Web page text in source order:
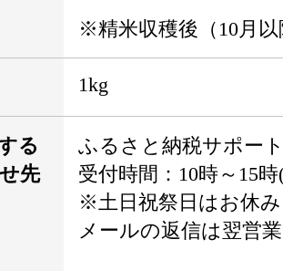
※精米収穫後（10月以
1kg
る
先
ふるさと納税サポー
受付時間：10時～15
※土日祝祭日はお休み
メールの返信は翌営